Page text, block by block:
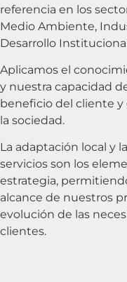
referencia en los
Medio Ambiente,
Desarrollo
Aplicamos el
y nuestra capacidad
beneficio del cliente y
la sociedad.
La adaptación local y
servicios son los
estrategia,
alcance de nuestros
evolución de las
clientes.